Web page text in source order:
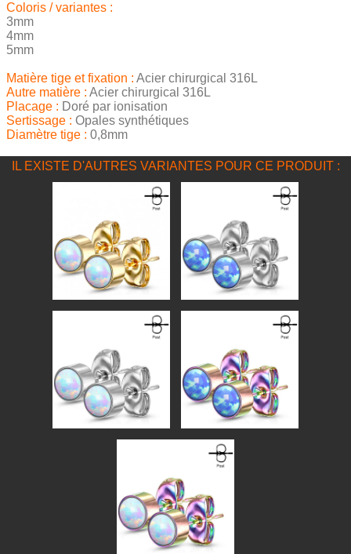
Coloris / variantes :
3mm
4mm
5mm
Matière tige et fixation : Acier chirurgical 316L
Autre matière : Acier chirurgical 316L
Placage : Doré par ionisation
Sertissage : Opales synthétiques
Diamètre tige : 0,8mm
IL EXISTE D'AUTRES VARIANTES POUR CE PRODUIT :